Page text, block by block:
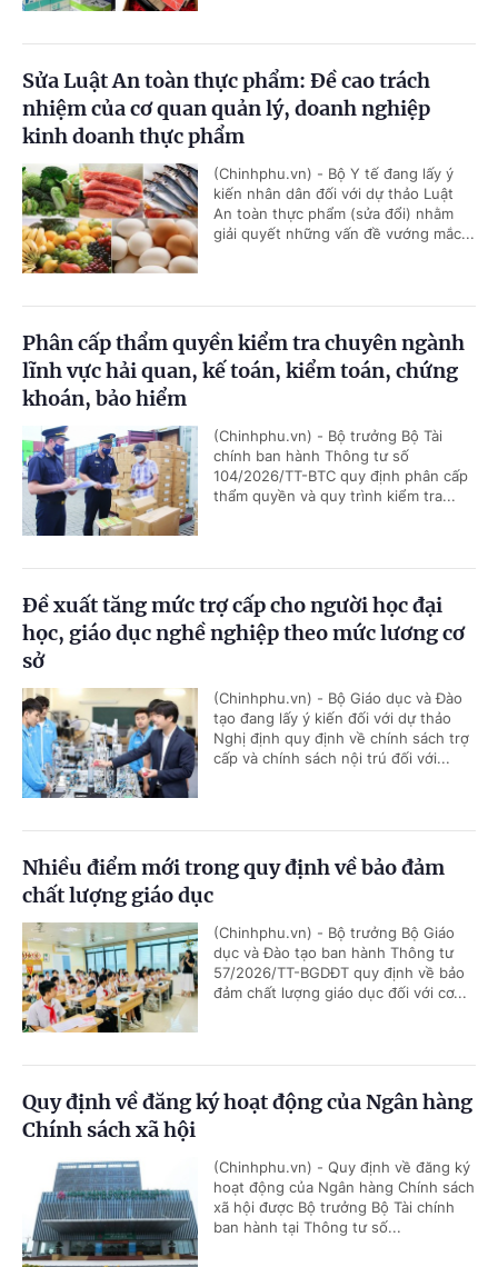
Sửa Luật An toàn thực phẩm: Đề cao trách
nhiệm của cơ quan quản lý, doanh nghiệp
kinh doanh thực phẩm
(Chinhphu.vn) - Bộ Y tế đang lấy ý
kiến nhân dân đối với dự thảo Luật
An toàn thực phẩm (sửa đổi) nhằm
giải quyết những vấn đề vướng mắc...
Phân cấp thẩm quyền kiểm tra chuyên ngành
lĩnh vực hải quan, kế toán, kiểm toán, chứng
khoán, bảo hiểm
(Chinhphu.vn) - Bộ trưởng Bộ Tài
chính ban hành Thông tư số
104/2026/TT-BTC quy định phân cấp
thẩm quyền và quy trình kiểm tra...
Đề xuất tăng mức trợ cấp cho người học đại
học, giáo dục nghề nghiệp theo mức lương cơ
sở
(Chinhphu.vn) - Bộ Giáo dục và Đào
tạo đang lấy ý kiến đối với dự thảo
Nghị định quy định về chính sách trợ
cấp và chính sách nội trú đối với...
Nhiều điểm mới trong quy định về bảo đảm
chất lượng giáo dục
(Chinhphu.vn) - Bộ trưởng Bộ Giáo
dục và Đào tạo ban hành Thông tư
57/2026/TT-BGDĐT quy định về bảo
đảm chất lượng giáo dục đối với cơ...
Quy định về đăng ký hoạt động của Ngân hàng
Chính sách xã hội
(Chinhphu.vn) - Quy định về đăng ký
hoạt động của Ngân hàng Chính sách
xã hội được Bộ trưởng Bộ Tài chính
ban hành tại Thông tư số...